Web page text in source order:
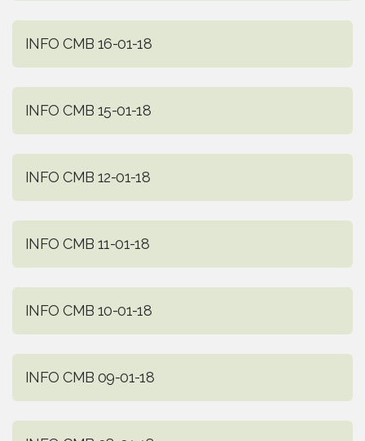
INFO CMB 16-01-18
INFO CMB 15-01-18
INFO CMB 12-01-18
INFO CMB 11-01-18
INFO CMB 10-01-18
INFO CMB 09-01-18